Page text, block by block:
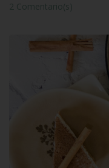
2 Comentario(s)